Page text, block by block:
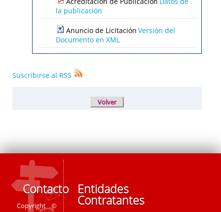
la publicación
Anuncio de Licitación Versión del
Documento en XML
Suscribirse al RSS
Contacto
Copyright ©
Entidades
Contratantes